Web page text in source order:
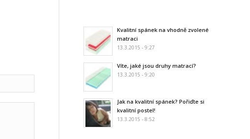
Kvalitní spánek na vhodně zvolené
matraci
13.3.2015 - 9:27
Víte, jaké jsou druhy matrací?
13.3.2015 - 9:20
Jak na kvalitní spánek? Pořiďte si
kvalitní postel!
13.3.2015 - 8:52